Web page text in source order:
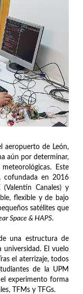
aeropuerto de León,
aún por determinar,
Este
, cofundada en 2016
Canales) y
flexible y de bajo
satélites que
Space & HAPS.
una estructura de
universidad. El vuelo
el aterrizaje, todos
de la UPM
experimento forma
TFMs y TFGs.